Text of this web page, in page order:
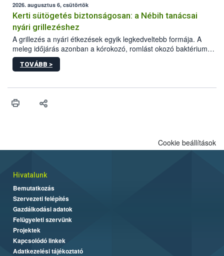
érésű szőlőkben is legyen lehetőség a károsító elleni további
védekezésre. Az Oroganic készítmény kis kiszerelésben kiskerti
felhasználók számára is elérhető és ökológiai termesztésben is
engedélyezett.
2026. augusztus 6, csütörtök
Kerti sütögetés biztonságosan: a Nébih tanácsai
nyári grillezéshez
A grillezés a nyári étkezések egyik legkedveltebb formája. A
meleg időjárás azonban a kórokozó, romlást okozó baktériumok
gyorsabb szaporodásának is kedvez. A szabadtéri sütögetés
ezért nem csupán a megfelelő sütési technikáról szól: legalább
higiéniai szabályok betartása, a megfelelő hőkezelés, valamint a
biztonsági Hivatal (Nébih) Oktatási Programja összegyűjtötte a
TOVÁBB >
Cookie beállítások
Hivatalunk
Bemutatkozás
Szervezeti felépítés
Gazdálkodási adatok
Felügyeleti szervünk
Projektek
Kapcsolódó linkek
Adatkezelési tájékoztató